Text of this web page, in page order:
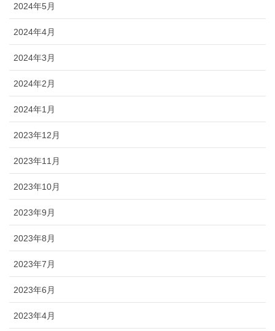
2024年5月
2024年4月
2024年3月
2024年2月
2024年1月
2023年12月
2023年11月
2023年10月
2023年9月
2023年8月
2023年7月
2023年6月
2023年4月